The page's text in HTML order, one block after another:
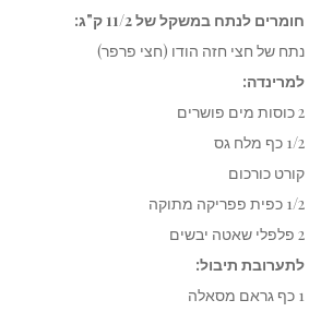
חומרים לנתח במשקל של 11/2 ק"ג:
נתח של חצי חזה הודו (חצי פרפר)
למרינדה:
2 כוסות מים פושרים
1/2 כף מלח גס
קורט כורכום
1/2 כפית פפריקה מתוקה
2 פלפלי שאטה יבשים
לתערובת תיבול:
1 כף גראם מסאלה